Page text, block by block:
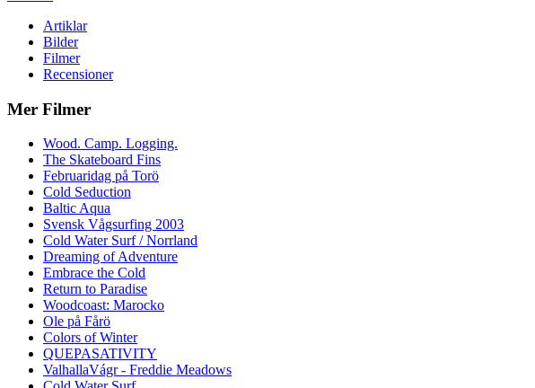
Artiklar
Bilder
Filmer
Recensioner
Mer Filmer
Wood. Camp. Logging.
The Skateboard Fins
Februaridag på Torö
Cold Seduction
Baltic Aqua
Svensk Vågsurfing 2003
Cold Water Surf / Norrland
Dreaming of Adventure
Embrace the Cold
Return to Paradise
Woodcoast: Marocko
Ole på Fårö
Colors of Winter
QUEPASATIVITY
ValhallaVágr - Freddie Meadows